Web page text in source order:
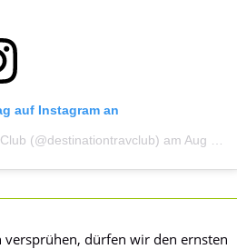
auf Instagram an
(@destinationtravclub) am Aug 16, 2020 um 7:34 PDT
versprühen, dürfen wir den ernsten